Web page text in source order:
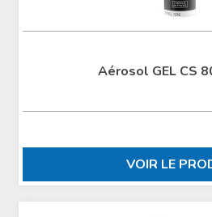
Aérosol GEL CS
VOIR LE